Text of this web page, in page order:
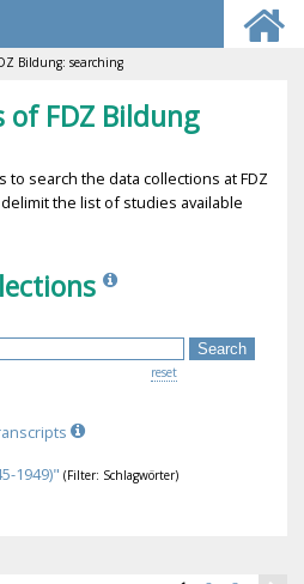
Bildung: searching
FDZ Bildung
to search the data collections at FDZ
the list of studies available
reset
1949)" (Filter: Schlagwörter)